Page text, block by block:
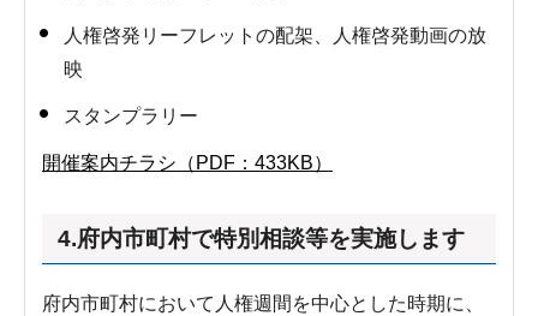
人権啓発リーフレットの配架、人権啓発動画の放
映
スタンプラリー
開催案内チラシ（PDF：433KB）
4.府内市町村で特別相談等を実施します
府内市町村において人権週間を中心とした時期に、